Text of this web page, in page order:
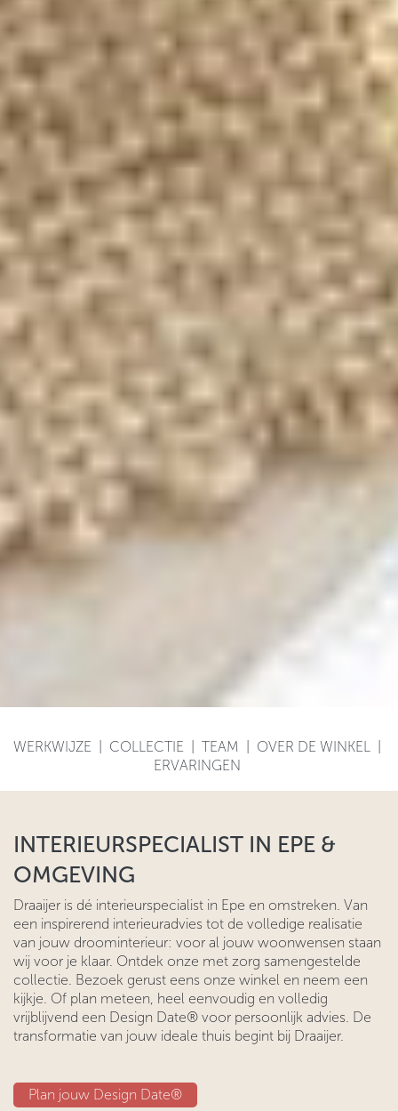
WERKWIJZE COLLECTIE TEAM OVER DE WINKEL
ERVARINGEN
INTERIEURSPECIALIST IN EPE &
OMGEVING
Draaijer is dé interieurspecialist in Epe en omstreken. Van
een inspirerend interieuradvies tot de volledige realisatie
van jouw droominterieur: voor al jouw woonwensen staan
wij voor je klaar. Ontdek onze met zorg samengestelde
collectie. Bezoek gerust eens onze winkel en neem een
kijkje. Of plan meteen, heel eenvoudig en volledig
vrijblijvend een Design Date® voor persoonlijk advies. De
transformatie van jouw ideale thuis begint bij Draaijer.
Plan jouw D​​esign Date®